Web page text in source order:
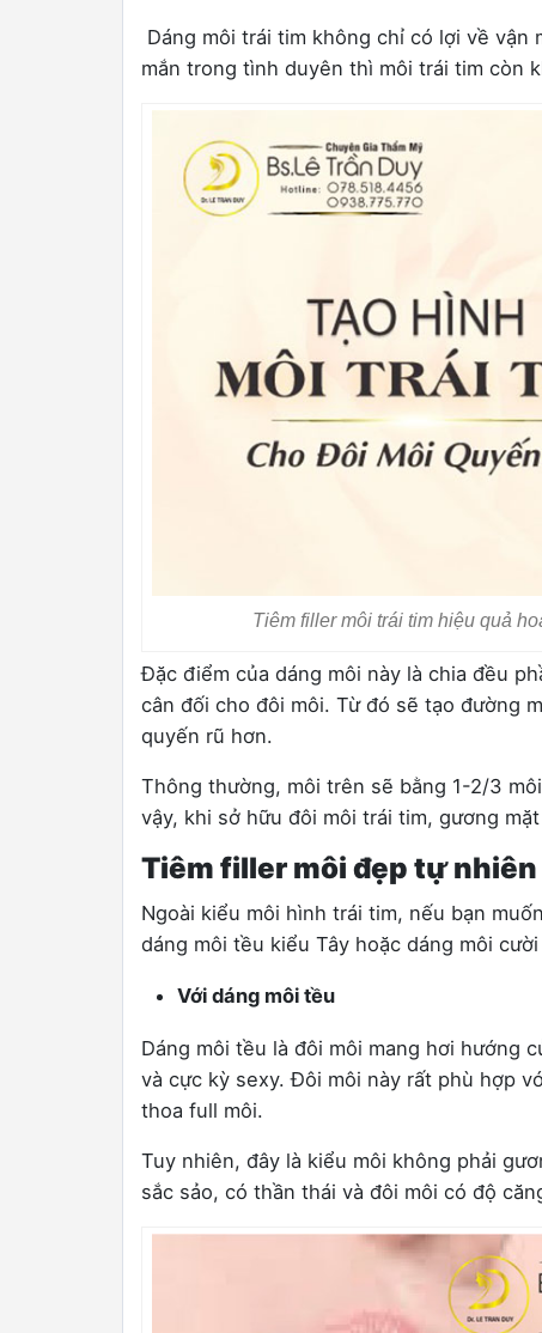
Dáng môi trái tim không chỉ có lợi về
mắn trong tình duyên thì môi trái tim còn
Tiêm filler môi trái tim hiệu quả
Đặc điểm của dáng môi này là chia đều
cân đối cho đôi môi. Từ đó sẽ tạo đường
quyến rũ hơn.
Thông thường, môi trên sẽ bằng 1-2/3
vậy, khi sở hữu đôi môi trái tim, gương
Tiêm filler môi đẹp tự nhiên
Ngoài kiểu môi hình trái tim, nếu bạn
dáng môi tều kiểu Tây hoặc dáng môi
Với dáng môi tều
Dáng môi tều là đôi môi mang hơi hướng
và cực kỳ sexy. Đôi môi này rất phù hợp
thoa full môi.
Tuy nhiên, đây là kiểu môi không phải
sắc sảo, có thần thái và đôi môi có độ